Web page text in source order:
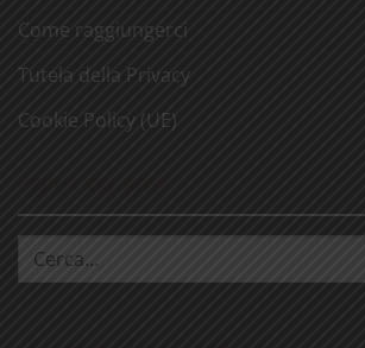
Come raggiungerci
Tutela della Privacy
Cookie Policy (UE)
Cerca: